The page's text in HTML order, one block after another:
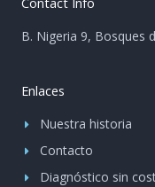
B. Nigeria 9, Bosques
Enlaces
Nuestra historia
Contacto
Diagnóstico sin